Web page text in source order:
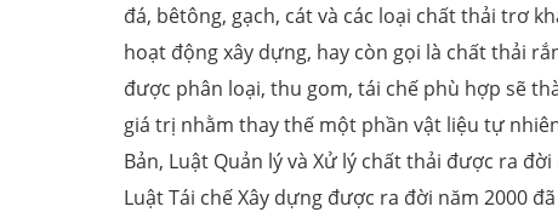
đá, bêtông, gạch, cát và các loại chất thải trơ
hoạt động xây dựng, hay còn gọi là chất thải
được phân loại, thu gom, tái chế phù hợp sẽ
giá trị nhằm thay thế một phần vật liệu tự
Bản, Luật Quản lý và Xử lý chất thải được ra đời
Luật Tái chế Xây dựng được ra đời năm 2000